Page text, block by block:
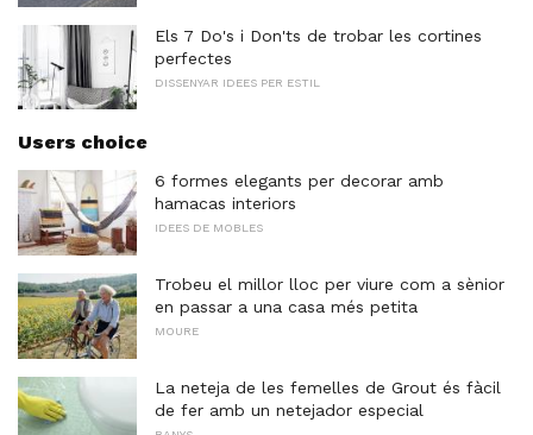
Els 7 Do's i Don'ts de trobar les cortines
perfectes
DISSENYAR IDEES PER ESTIL
Users choice
6 formes elegants per decorar amb
hamacas interiors
IDEES DE MOBLES
Trobeu el millor lloc per viure com a sènior
en passar a una casa més petita
MOURE
La neteja de les femelles de Grout és fàcil
de fer amb un netejador especial